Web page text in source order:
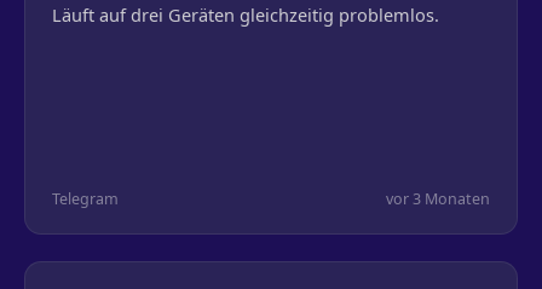
Läuft auf drei Geräten gleichzeitig problemlos.
Telegram vor 3 Monaten